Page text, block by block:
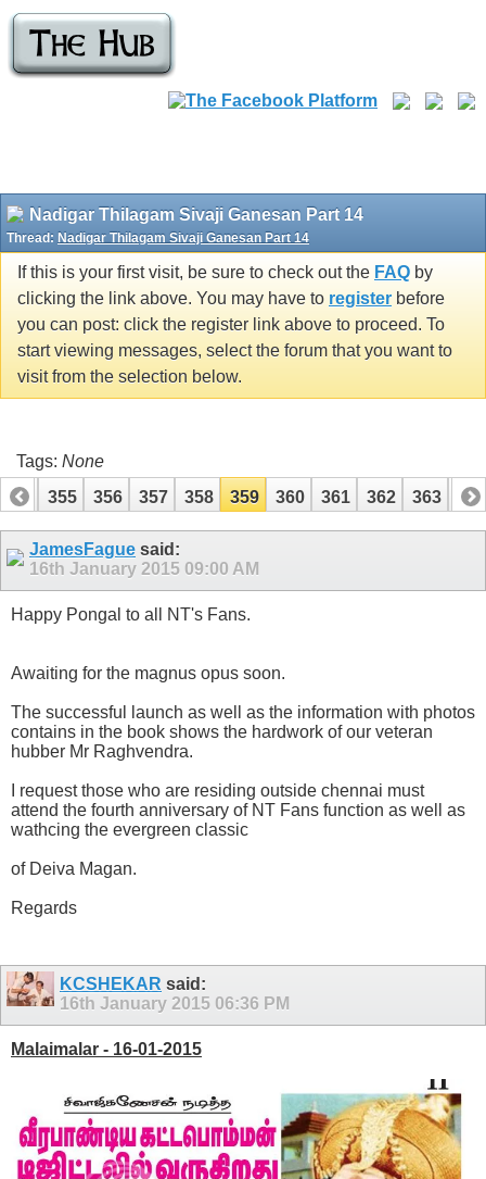
Nadigar Thilagam Sivaji Ganesan Part 14
Thread: Nadigar Thilagam Sivaji Ganesan Part 14
If this is your first visit, be sure to check out the FAQ by
clicking the link above. You may have to register before
you can post: click the register link above to proceed. To
start viewing messages, select the forum that you want to
visit from the selection below.
Tags: None
354
355 356 357 358 359 360 361 362 363 364
JamesFague said:
16th January 2015 09:00 AM
Happy Pongal to all NT's Fans.
Awaiting for the magnus opus soon.
The successful launch as well as the information with photos
contains in the book shows the hardwork of our veteran
hubber Mr Raghvendra.
I request those who are residing outside chennai must
attend the fourth anniversary of NT Fans function as well as
wathcing the evergreen classic
of Deiva Magan.
Regards
KCSHEKAR said:
16th January 2015 06:36 PM
Malaimalar - 16-01-2015